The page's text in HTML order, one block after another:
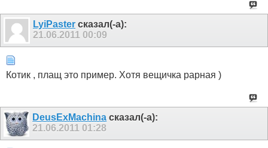
LyiPaster сказал(-а):
21.06.2011 00:09
Котик , плащ это пример. Хотя вещичка рарная )
DeusExMachina сказал(-а):
21.06.2011 01:28